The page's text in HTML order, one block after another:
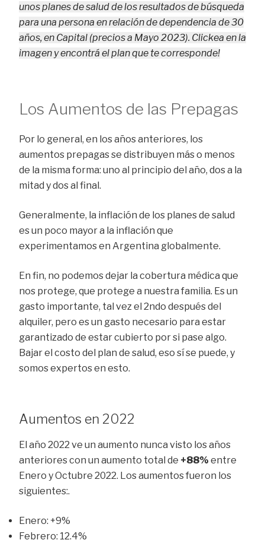
unos planes de salud de los resultados de búsqueda
para una persona en relación de dependencia de 30
años, en Capital (precios a Mayo 2023). Clickea en la
imagen y encontrá el plan que te corresponde!
Los Aumentos de las Prepagas
Por lo general, en los años anteriores, los
aumentos prepagas se distribuyen más o menos
de la misma forma: uno al principio del año, dos a la
mitad y dos al final.
Generalmente, la inflación de los planes de salud
es un poco mayor a la inflación que
experimentamos en Argentina globalmente.
En fin, no podemos dejar la cobertura médica que
nos protege, que protege a nuestra familia. Es un
gasto importante, tal vez el 2ndo después del
alquiler, pero es un gasto necesario para estar
garantizado de estar cubierto por si pase algo.
Bajar el costo del plan de salud, eso sí se puede, y
somos expertos en esto.
Aumentos en 2022
El año 2022 ve un aumento nunca visto los años
anteriores con un aumento total de +88% entre
Enero y Octubre 2022. Los aumentos fueron los
siguientes:.
Enero: +9%
Febrero: 12.4%